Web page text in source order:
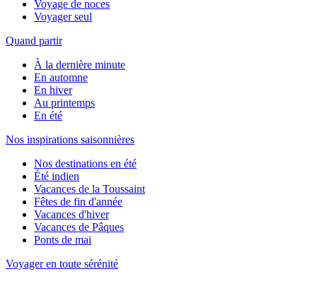
Voyage de noces
Voyager seul
Quand partir
À la dernière minute
En automne
En hiver
Au printemps
En été
Nos inspirations saisonnières
Nos destinations en été
Été indien
Vacances de la Toussaint
Fêtes de fin d'année
Vacances d'hiver
Vacances de Pâques
Ponts de mai
Voyager en toute sérénité